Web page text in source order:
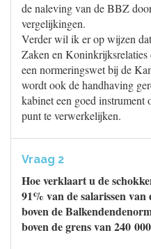
de naleving van de BBZ
vergelijkingen.
Verder wil ik er op wijzen
Zaken en
een normeringswet bij de
wordt ook de handhaving
kabinet een goed instrument
punt te verwerkelijken.
Vraag 2
Hoe verklaart u de
91% van de salarissen
boven de
boven de grens van 240